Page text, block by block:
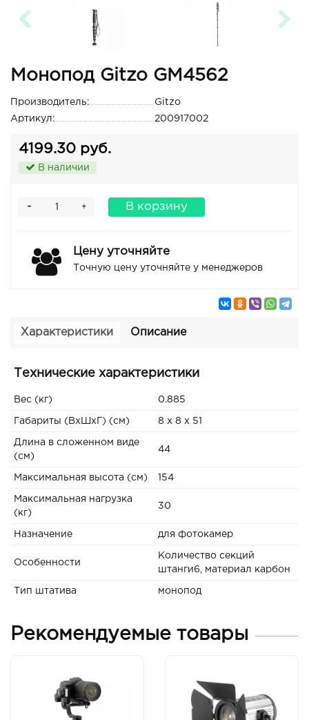
Монопод Gitzo GM4562
Производитель:
Gitzo
Артикул:
200917002
4199.30 руб.
В наличии
+
- В корзину
Цену уточняйте
Точную цену уточняйте у менеджеров
Характеристики Описание
Технические характеристики
Вес (кг) 0.885
Габариты (ВxШxГ) (см) 8 x 8 x 51
Длина в сложенном виде
(см)
44
Максимальная высота (см) 154
Максимальная нагрузка
(кг)
30
Назначение для фотокамер
Особенности
Количество секций
штанги6, материал карбон
Тип штатива монопод
Рекомендуемые товары